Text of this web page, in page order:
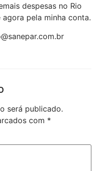
despesas no Rio
pela minha conta.
será publicado.
com *